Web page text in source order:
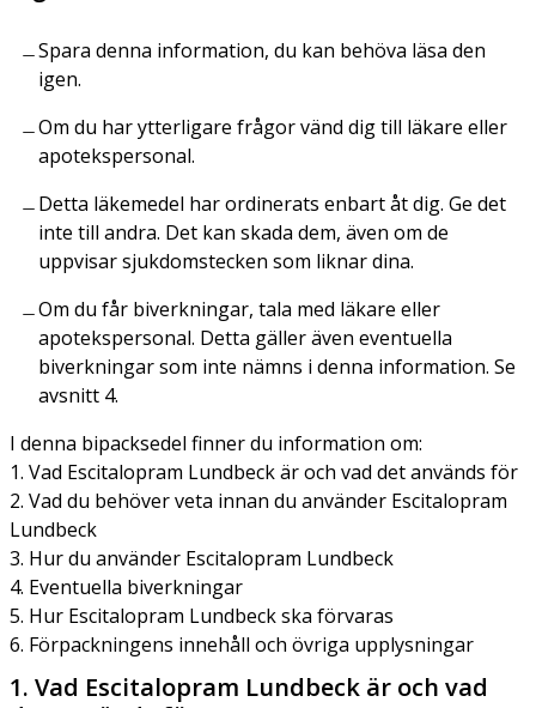
Spara denna information, du kan behöva läsa den
igen.
Om du har ytterligare frågor vänd dig till läkare eller
apotekspersonal.
Detta läkemedel har ordinerats enbart åt dig. Ge det
inte till andra. Det kan skada dem, även om de
uppvisar sjukdomstecken som liknar dina.
Om du får biverkningar, tala med läkare eller
apotekspersonal. Detta gäller även eventuella
biverkningar som inte nämns i denna information. Se
avsnitt 4.
I denna bipacksedel finner du information om:
1. Vad Escitalopram Lundbeck är och vad det används för
2. Vad du behöver veta innan du använder Escitalopram
Lundbeck
3. Hur du använder Escitalopram Lundbeck
4. Eventuella biverkningar
5. Hur Escitalopram Lundbeck ska förvaras
6. Förpackningens innehåll och övriga upplysningar
1. Vad Escitalopram Lundbeck är och vad